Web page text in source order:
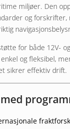
miljøer. Den
og forskrifter,
for både 12V-
og fleksibel,
sikrer effektiv drift.